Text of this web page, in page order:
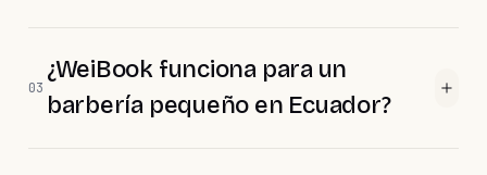
03
¿WeiBook funciona para un
barbería pequeño en Ecuador?